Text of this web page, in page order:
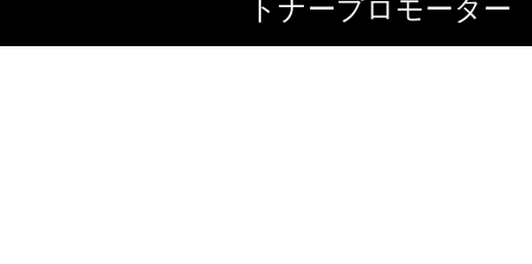
トナープロモーター